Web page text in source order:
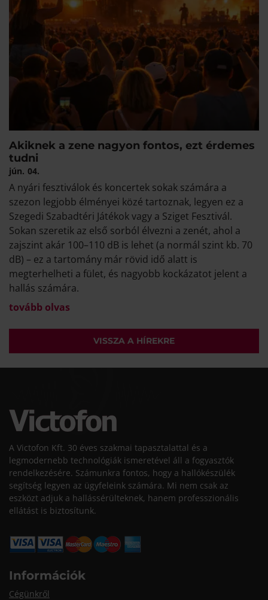
Akiknek a zene nagyon fontos, ezt érdemes
tudni
jún. 04.
A nyári fesztiválok és koncertek sokak számára a
szezon legjobb élményei közé tartoznak, legyen ez a
Szegedi Szabadtéri Játékok vagy a Sziget Fesztivál.
Sokan szeretik az első sorból élvezni a zenét, ahol a
zajszint akár 100–110 dB is lehet (a normál szint kb. 70
dB) – ez a tartomány már rövid idő alatt is
megterhelheti a fület, és nagyobb kockázatot jelent a
hallás számára.
tovább olvas
VISSZA A HÍREKRE
A Victofon Kft. 30 éves szakmai tapasztalattal és a
legmodernebb technológiák ismeretével áll a fogyasztók
rendelkezésére. Számunkra fontos, hogy a hallókészülék
segítség legyen az ügyfeleink számára. Mi nem csak az
eszközt adjuk a hallássérülteknek, hanem professzionális
ellátást is biztosítunk.
Információk
Cégünkről